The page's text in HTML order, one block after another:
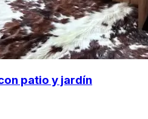
patio y jardín